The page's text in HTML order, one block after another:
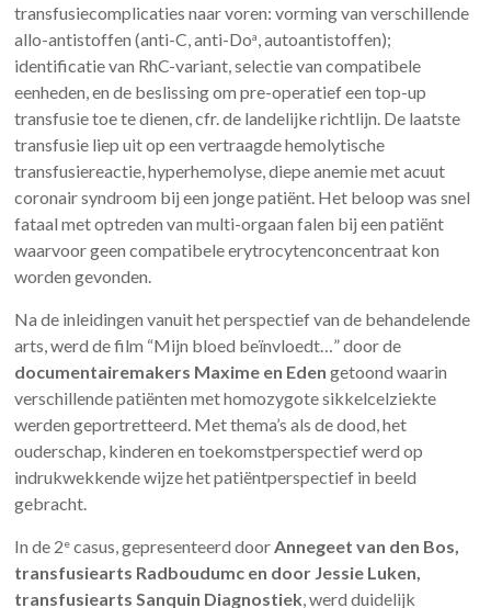
transfusiecomplicaties naar voren: vorming van verschillende
allo-antistoffen (anti-C, anti-Doa, autoantistoffen);
identificatie van RhC-variant, selectie van compatibele
eenheden, en de beslissing om pre-operatief een top-up
transfusie toe te dienen, cfr. de landelijke richtlijn. De laatste
transfusie liep uit op een vertraagde hemolytische
transfusiereactie, hyperhemolyse, diepe anemie met acuut
coronair syndroom bij een jonge patiënt. Het beloop was snel
fataal met optreden van multi-orgaan falen bij een patiënt
waarvoor geen compatibele erytrocytenconcentraat kon
worden gevonden.
Na de inleidingen vanuit het perspectief van de behandelende
arts, werd de film “Mijn bloed beïnvloedt…” door de
documentairemakers Maxime en Eden getoond waarin
verschillende patiënten met homozygote sikkelcelziekte
werden geportretteerd. Met thema’s als de dood, het
ouderschap, kinderen en toekomstperspectief werd op
indrukwekkende wijze het patiëntperspectief in beeld
gebracht.
In de 2e casus, gepresenteerd doorAnnegeet van den Bos,
transfusiearts Radboudumc en door Jessie Luken,
transfusiearts Sanquin Diagnostiek, werd duidelijk